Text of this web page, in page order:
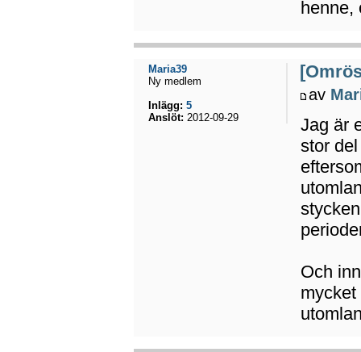
henne,
av
Jag är
stor
Och
Maria39
Ny medlem
Inlägg: 5
Anslöt: 2012-09-29